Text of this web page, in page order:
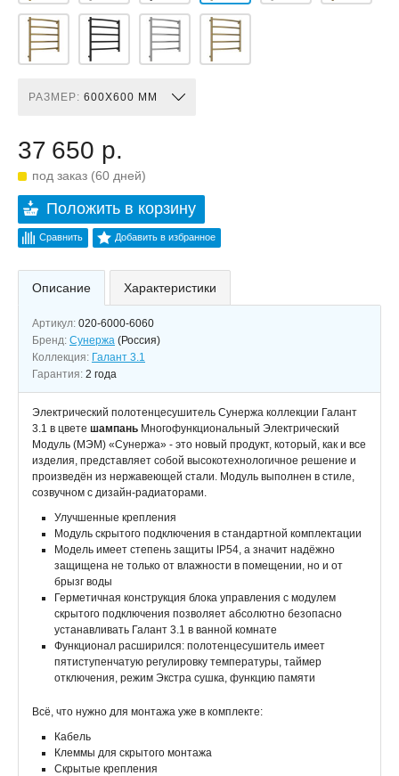
РАЗМЕР: 600X600 ММ
37 650 р.
под заказ (60 дней)
Положить в корзину
Сравнить Добавить в избранное
Описание Характеристики
Артикул: 020-6000-6060
Бренд: Сунержа (Россия)
Коллекция: Галант 3.1
Гарантия: 2 года
Электрический полотенцесушитель Сунержа коллекции Галант
3.1 в цвете шампань Многофункциональный Электрический
Модуль (МЭМ) «Сунержа» - это новый продукт, который, как и все
изделия, представляет собой высокотехнологичное решение и
произведён из нержавеющей стали. Модуль выполнен в стиле,
созвучном с дизайн-радиаторами.
Улучшенные крепления
Модуль скрытого подключения в стандартной комплектации
Модель имеет степень защиты IP54, а значит надёжно
защищена не только от влажности в помещении, но и от
брызг воды
Герметичная конструкция блока управления с модулем
скрытого подключения позволяет абсолютно безопасно
устанавливать Галант 3.1 в ванной комнате
Функционал расширился: полотенцесушитель имеет
пятиступенчатую регулировку температуры, таймер
отключения, режим Экстра сушка, функцию памяти
Всё, что нужно для монтажа уже в комплекте:
Кабель
Клеммы для скрытого монтажа
Скрытые крепления